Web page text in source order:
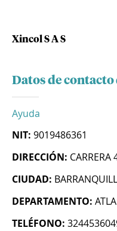
Xincol S A S
Datos de contacto
Ayuda
NIT: 9019486361
DIRECCIÓN: CARRERA
CIUDAD:
DEPARTAMENTO:
TELÉFONO: